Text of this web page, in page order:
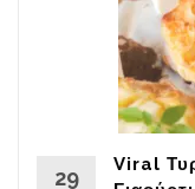
29
Viral